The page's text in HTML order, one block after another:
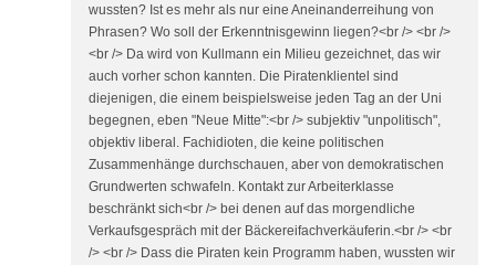
wussten? Ist es mehr als nur eine Aneinanderreihung von
Phrasen? Wo soll der Erkenntnisgewinn liegen?<br /> <br />
<br /> Da wird von Kullmann ein Milieu gezeichnet, das wir
auch vorher schon kannten. Die Piratenklientel sind
diejenigen, die einem beispielsweise jeden Tag an der Uni
begegnen, eben "Neue Mitte":<br /> subjektiv "unpolitisch",
objektiv liberal. Fachidioten, die keine politischen
Zusammenhänge durchschauen, aber von demokratischen
Grundwerten schwafeln. Kontakt zur Arbeiterklasse
beschränkt sich<br /> bei denen auf das morgendliche
Verkaufsgespräch mit der Bäckereifachverkäuferin.<br /> <br
/> <br /> Dass die Piraten kein Programm haben, wussten wir